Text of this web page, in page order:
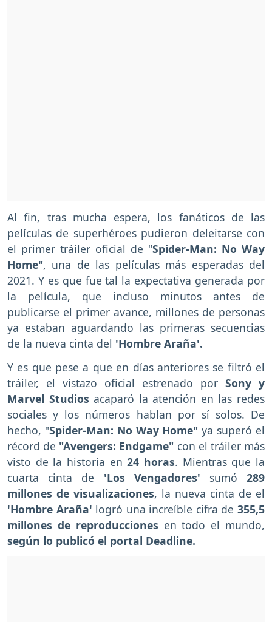
Al fin, tras mucha espera, los fanáticos de las
películas de superhéroes pudieron deleitarse con
el primer tráiler oficial de "Spider-Man: No Way
Home", una de las películas más esperadas del
2021. Y es que fue tal la expectativa generada por
la película, que incluso minutos antes de
publicarse el primer avance, millones de personas
ya estaban aguardando las primeras secuencias
de la nueva cinta del 'Hombre Araña'.
Y es que pese a que en días anteriores se filtró el
tráiler, el vistazo oficial estrenado por Sony y
Marvel Studiosacaparó la atención en las redes
sociales y los números hablan por sí solos. De
hecho, "Spider-Man: No Way Home" ya superó el
récord de "Avengers: Endgame" con el tráiler más
visto de la historia en24 horas. Mientras que la
cuarta cinta de 'Los Vengadores' sumó 289
millones de visualizaciones, la nueva cinta de el
'Hombre Araña' logró una increíble cifra de355,5
millones de reproducciones en todo el mundo,
según lo publicó el portal Deadline.